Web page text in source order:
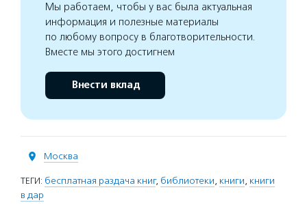
Мы работаем, чтобы у вас была актуальная
информация и полезные материалы
по любому вопросу в благотворительности.
Вместе мы этого достигнем
Внести вклад
Москва
ТЕГИ: бесплатная раздача книг, библиотеки, книги, книги
в дар